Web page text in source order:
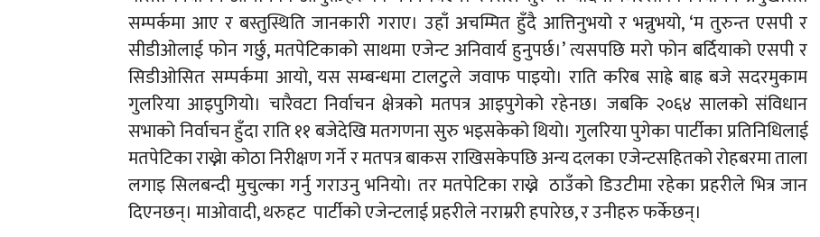
सम्पर्कमा आए र बस्तुस्थिति जानकारी गराए। उहाँ अचम्मित हुँदै आत्तिनुभयो र भन्नुभयो, ‘म तुरुन्त एसपी र
सीडीओलाई फोन गर्छु, मतपेटिकाको साथमा एजेन्ट अनिवार्य हुनुपर्छ।’ त्यसपछि मरो फोन बर्दियाको एसपी र
सिडीओसित सम्पर्कमा आयो, यस सम्बन्धमा टालटुले जवाफ पाइयो। राति करिब साह्रे बाह्र बजे सदरमुकाम
गुलरिया आइपुगियो। चारैवटा निर्वाचन क्षेत्रको मतपत्र आइपुगेको रहेनछ। जबकि २०६४ सालको संविधान
सभाको निर्वाचन हुँदा राति ११ बजेदेखि मतगणना सुरु भइसकेको थियो। गुलरिया पुगेका पार्टीका प्रतिनिधिलाई
मतपेटिका राख्नेा कोठा निरीक्षण गर्ने र मतपत्र बाकस राखिसकेपछि अन्य दलका एजेन्टसहितको रोहबरमा ताला
लगाइ सिलबन्दी मुचुल्का गर्नु गराउनु भनियो। तर मतपेटिका राख्ने ठाउँको डिउटीमा रहेका प्रहरीले भित्र जान
दिएनछन्। माओवादी, थरुहट पार्टीको एजेन्टलाई प्रहरीले नराम्ररी हपारेछ, र उनीहरु फर्केछन्।